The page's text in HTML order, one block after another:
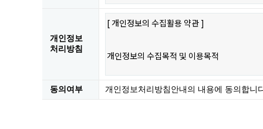
개인정보
처리방침
동의여부 개인정보처리방침안내의 내용에 동의합니